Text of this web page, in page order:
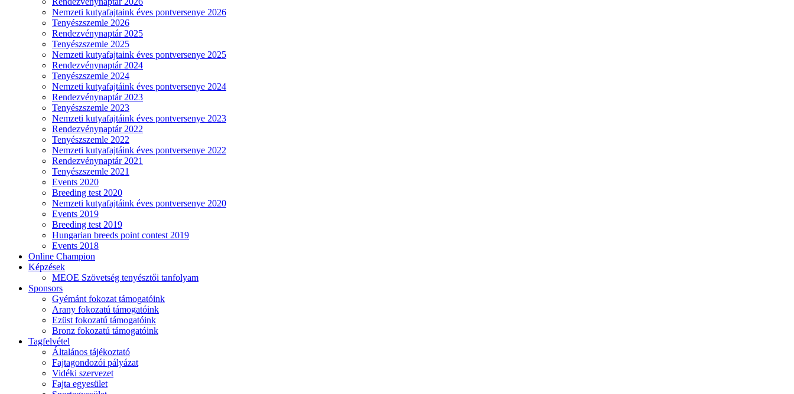
Nemzeti kutyafajtaink éves pontversenye 2026
Tenyészszemle 2026
Rendezvénynaptár 2025
Tenyészszemle 2025
Nemzeti kutyafajtaink éves pontversenye 2025
Rendezvénynaptár 2024
Tenyészszemle 2024
Nemzeti kutyafajtáink éves pontversenye 2024
Rendezvénynaptár 2023
Tenyészszemle 2023
Nemzeti kutyafajtáink éves pontversenye 2023
Rendezvénynaptár 2022
Tenyészszemle 2022
Nemzeti kutyafajtáink éves pontversenye 2022
Rendezvénynaptár 2021
Tenyészszemle 2021
Events 2020
Breeding test 2020
Nemzeti kutyafajtáink éves pontversenye 2020
Events 2019
Breeding test 2019
Hungarian breeds point contest 2019
Events 2018
Online Champion
Képzések
MEOE Szövetség tenyésztői tanfolyam
Sponsors
Gyémánt fokozat támogatóink
Arany fokozatú támogatóink
Ezüst fokozatú támogatóink
Bronz fokozatú támogatóink
Tagfelvétel
Általános tájékoztató
Fajtagondozói pályázat
Vidéki szervezet
Fajta egyesület